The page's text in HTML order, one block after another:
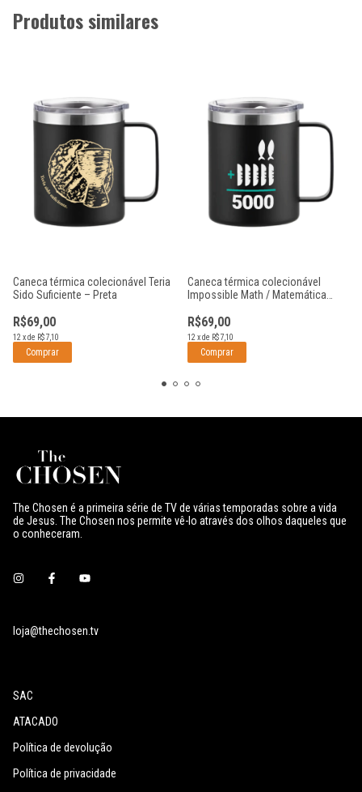
Produtos similares
Caneca térmica colecionável Teria
Sido Suficiente – Preta
R$69,00
12 xde R$7,10
Caneca térmica colecionável
Impossible Math / Matemática
R$69,00
12 xde R$7,10
The Chosen é a primeira série de TV de várias temporadas sobre a vida
de Jesus. The Chosen nos permite vê-lo através dos olhos daqueles que
o conheceram.
loja@thechosen.tv
SAC
ATACADO
Política de devolução
Política de privacidade